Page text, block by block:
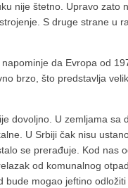
nije štetno. Upravo zato
S druge strane u
da Evropa od
brzo, što predstavlja
dovoljno. U zemljama sa
U Srbiji čak nisu
se prerađuje. Kod nas
od komunalnog
mogao jeftino